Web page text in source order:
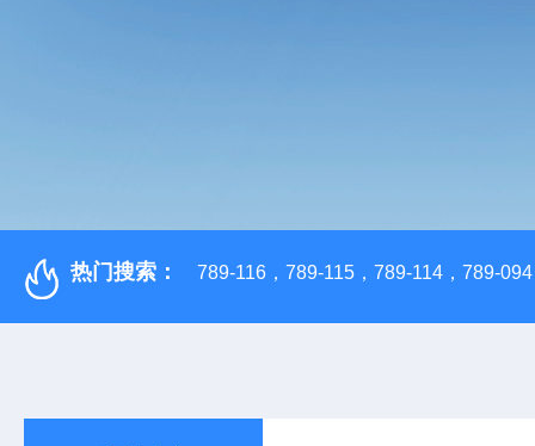
热门搜索： 789-116，789-115，789-114，789-